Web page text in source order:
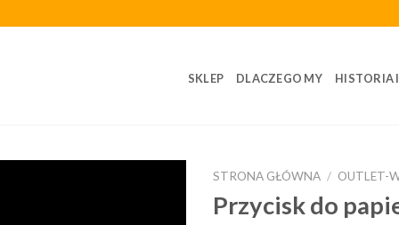
SKLEP DLACZEGO MY HISTORIA
STRONA GŁÓWNA / OUTLET-
Przycisk do